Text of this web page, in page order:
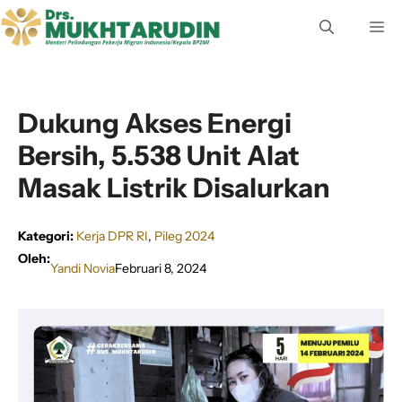
Langsung
ke
Dukung Akses Energi
Bersih, 5.538 Unit Alat
Masak Listrik Disalurkan
Kategori: Kerja DPR RI, Pileg 2024
Oleh:
Yandi NoviaFebruari 8, 2024